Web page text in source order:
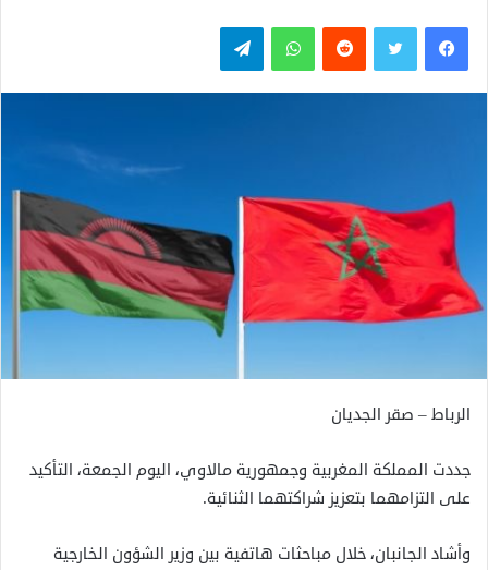
فيسبوكتويتر واتساب تيلقرام
الرباط – صقر الجديان
جددت المملكة المغربية وجمهورية مالاوي، اليوم الجمعة، التأكيد
على التزامهما بتعزيز شراكتهما الثنائية.
وأشاد الجانبان، خلال مباحثات هاتفية بين وزير الشؤون الخارجية